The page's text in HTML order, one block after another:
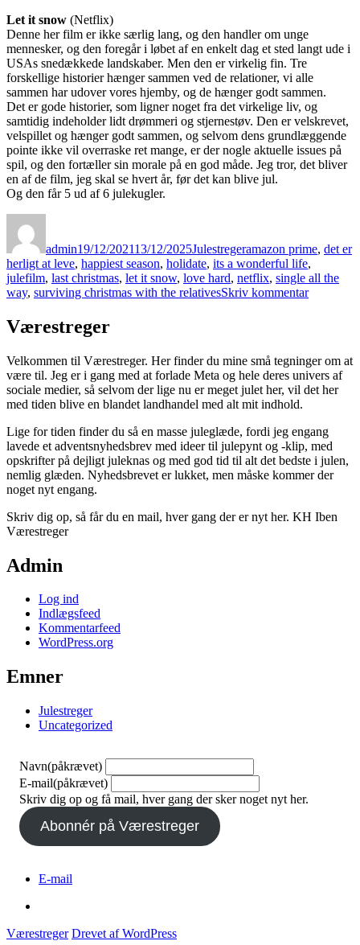
Let it snow (Netflix)
Denne her film er ikke særlig lang, og den handler om unge
mennesker, og den foregår i løbet af en enkelt dag et sted langt ude i
USAs snedækkede landskaber. Men den er virkelig fin. Tre
forskellige historier hænger sammen ved de relationer, vi alle
sammen har udover vores hjemby, og de hænger godt sammen.
Det er gode historier, som ligner noget fra det virkelige liv, og
samtidig indeholder lidt drømmeri og stjernestøv. Den er velskrevet,
velspillet og hænger godt sammen, og selvom dens grundlæggende
pointe ikke vil overraske ret mange, er der nogle aktuelle issues på
spil, og den fortæller sin morale på en god måde. Jeg tror, det bliver
en af de film, jeg skal se hvert år, før det kan blive jul.
Og den får 5 ud af 6 julekugler.
admin19/12/202113/12/2025Julestregeramazon prime, det er
herligt at leve, happiest season, holidate, its a wonderful life,
julefilm, last christmas, let it snow, love hard, netflix, single all the
way, surviving christmas with the relativesSkriv kommentartil
Værestreger
Velkommen til Værestreger. Her finder du mine små tegninger om at
være til. Jeg er i gang med at forlade Meta og hele deres univers af
sociale medier, så selvom der lige nu er meget julet her, vil det her
med tiden blive en blandet landhandel med alt mit indhold.
Lige for tiden finder du så en masse juleglæde, fordi jeg engang
lavede et adventsnyhedsbrev med ideer til julepynt og -klip, med
opskrifter på dejligt juleknas og med god tid til alt det bedste i julen,
nemlig glæden. Nyhedsbrevet er lukket, men måske kommer der
noget nyt engang.
Skriv dig op, så får du en mail, hver gang der er nyt her. KH Iben
Værestreger
Admin
Log ind
Indlægsfeed
Kommentarfeed
WordPress.org
Emner
Julestreger
Uncategorized
Navn(påkrævet)
E-mail(påkrævet)
Skriv dig op og få mail, hver gang der sker noget nyt her.
Abonnér på Værestreger
E-mail
Værestreger Drevet af WordPress